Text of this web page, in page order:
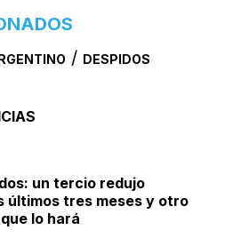
/ DESPIDOS
un tercio redujo
últimos tres meses y otro
lo hará